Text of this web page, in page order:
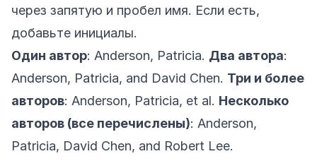
через запятую и пробел имя. Если есть,
добавьте инициалы.
Один автор: Anderson, Patricia. Два автора:
Anderson, Patricia, and David Chen. Три и более
авторов: Anderson, Patricia, et al. Несколько
авторов (все перечислены): Anderson,
Patricia, David Chen, and Robert Lee.